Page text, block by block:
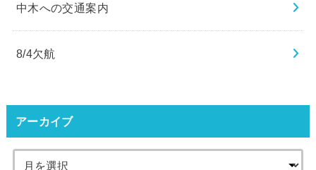
中木への交通案内
8/4欠航
アーカイブ